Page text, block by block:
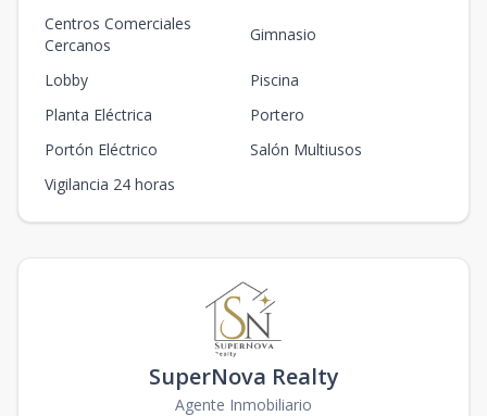
Centros Comerciales
Cercanos
Gimnasio
Lobby
Piscina
Planta Eléctrica
Portero
Portón Eléctrico
Salón Multiusos
Vigilancia 24 horas
SuperNova Realty
Agente Inmobiliario